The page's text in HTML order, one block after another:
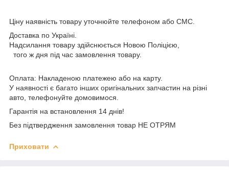
Ціну наявність товару уточнюйте телефоном або СМС.
Доставка по Україні.
Надсилання товару здійснюється Новою Поліцією,
того ж дня під час замовлення товару.
Оплата: Накладеною платежею або на карту.
У наявності є багато інших оригінальних запчастин на різні
авто, телефонуйте домовимося.
Гарантія на встановлення 14 днів!
Без підтвердження замовлення товар НЕ ОТРЯМ
Приховати